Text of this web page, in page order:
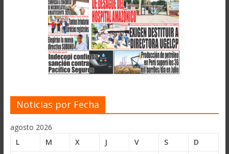
Noticias por Fecha
agosto 2026
L
M X J V S
D